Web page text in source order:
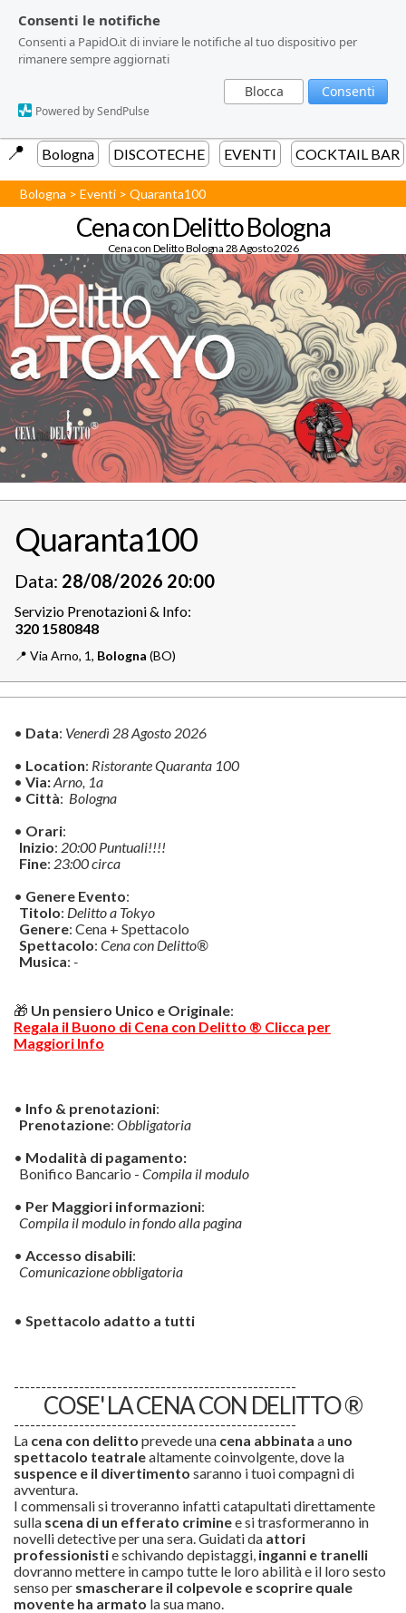
Consenti le notifiche
Consenti a PapidO.it di inviare le notifiche al tuo dispositivo per
rimanere sempre aggiornati
Blocca Consenti
Powered by SendPulse
Consenti le notifiche
Consenti a PapidO.it di inviare le notifiche al tuo dispositivo per
rimanere sempre aggiornati
Blocca Consenti
Powered by SendPulse
📍️ Bologna DISCOTECHE EVENTI COCKTAIL BAR
Bologna >Eventi >Quaranta100
Cena con Delitto Bologna
Cena con Delitto Bologna 28 Agosto 2026
Quaranta100
Data: 28/08/2026 20:00
Servizio Prenotazioni & Info:
📍️ Via Arno, 1, Bologna (BO)
• Data: Venerdì 28 Agosto 2026
• Location: Ristorante Quaranta 100
• Via:Arno, 1a
• Città: Bologna
• Orari:
Inizio: 20:00 Puntuali!!!!
Fine: 23:00 circa
• Genere Evento:
Titolo: Delitto a Tokyo
Genere: Cena + Spettacolo
Spettacolo: Cena con Delitto®
Musica: -
🎁 Un pensiero Unico e Originale:
Regala il Buono di Cena con Delitto ® Clicca per
Maggiori Info
• Info & prenotazioni:
Prenotazione: Obbligatoria
• Modalità di pagamento:
Bonifico Bancario - Compila il modulo
• Per Maggiori informazioni:
Compila il modulo in fondo alla pagina
• Accesso disabili:
Comunicazione obbligatoria
• Spettacolo adatto a tutti
----------------------------------------------------
COSE' LA CENA CON DELITTO ®
----------------------------------------------------
La cena con delitto prevede una cena abbinata a uno
spettacolo teatralealtamente coinvolgente, dove la
suspence e il divertimento saranno i tuoi compagni di
avventura.
I commensali si troveranno infatti catapultati direttamente
sulla scena di un efferato criminee si trasformeranno in
novelli detective per una sera. Guidati da attori
professionistie schivando depistaggi, inganni e tranelli
dovranno mettere in campo tutte le loro abilità e il loro sesto
senso per smascherare il colpevole e scoprire quale
movente ha armato la sua mano.